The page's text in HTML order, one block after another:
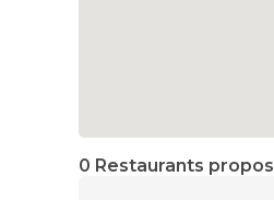
0 Restaurants